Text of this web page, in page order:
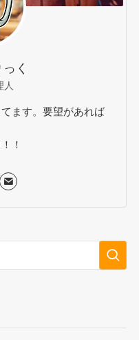
く
人
ます。要望があれば
！